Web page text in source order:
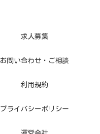
求人募集
お問い合わせ・ご相談
利用規約
プライバシーポリシー